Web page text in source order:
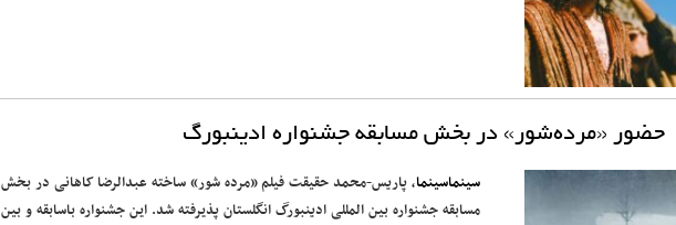
حضور «مرده‌شور» در بخش مسابقه جشنواره ادینبورگ
سینماسینما، پاریس-محمد حقیقت فیلم «مرده شور» ساخته عبدالرضا کاهانی در بخش
مسابقه جشنواره بین المللی ادینبورگ انگلستان پذیرفته شد. این جشنواره باسابقه و بین